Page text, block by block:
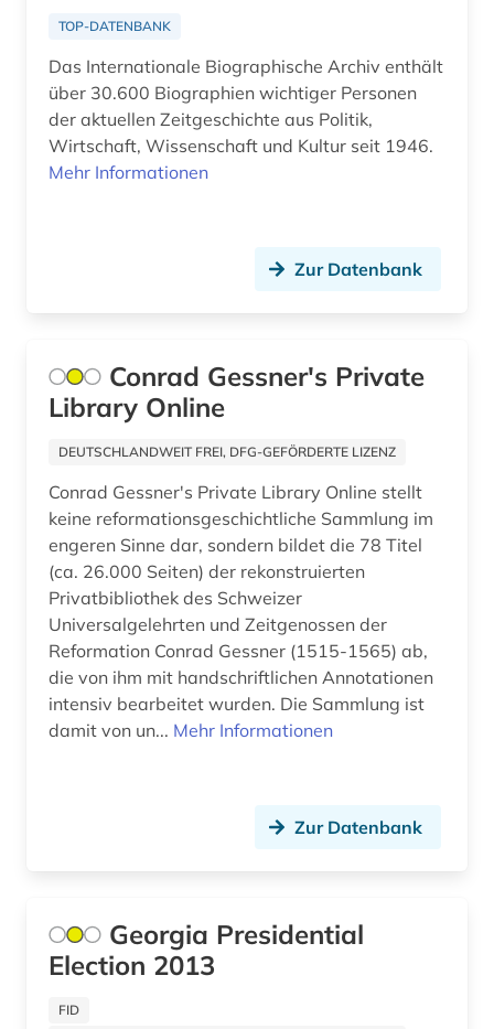
alphabet (1)
alphabetischer katalog (2)
altbaumodernisierung (2)
altdänisch (3)
alte drucke (2)
alte landesschule korbach (1)
alte nationalgalerie (2)
alte sorte (1)
altenglisch (8)
altenheim (1)
altenhilfe (2)
alter (3)
alter orient (7)
TOP-DATENBANK
Das Internationale Biographische Archiv enthält
über 30.600 Biographien wichtiger Personen
der aktuellen Zeitgeschichte aus Politik,
Wirtschaft, Wissenschaft und Kultur seit 1946.
Mehr Informationen
Zur Datenbank
Conrad Gessner's Private
Library Online
DEUTSCHLANDWEIT FREI, DFG-GEFÖRDERTE LIZENZ
Conrad Gessner's Private Library Online stellt
keine reformationsgeschichtliche Sammlung im
engeren Sinne dar, sondern bildet die 78 Titel
(ca. 26.000 Seiten) der rekonstruierten
Privatbibliothek des Schweizer
Universalgelehrten und Zeitgenossen der
Reformation Conrad Gessner (1515-1565) ab,
die von ihm mit handschriftlichen Annotationen
intensiv bearbeitet wurden. Die Sammlung ist
damit von un... Mehr Informationen
Zur Datenbank
Georgia Presidential
Election 2013
FID